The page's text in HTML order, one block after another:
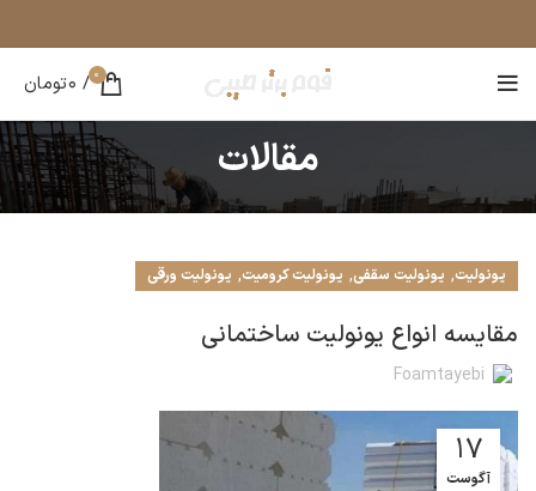
0
/
0تومان
مقالات
یونولیت, یونولیت سقفی, یونولیت کرومیت, یونولیت ورقی
مقایسه انواع یونولیت ساختمانی
Foamtayebi
17
آگوست